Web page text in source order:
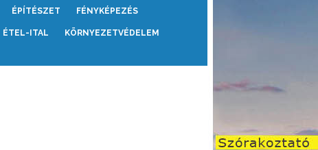
ÉPÍTÉSZET FÉNYKÉPEZÉS
ÉTEL-ITAL KÖRNYEZETVÉDELEM